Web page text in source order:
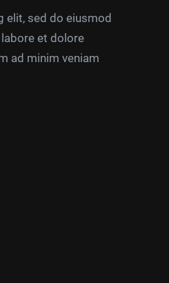
elit, sed do eiusmod
et dolore
ad minim veniam